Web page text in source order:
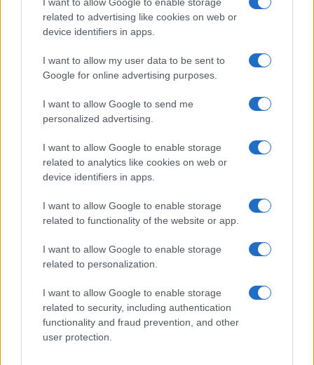
related to advertising like cookies on web or
device identifiers in apps.
I want to allow my user data to be sent to
Google for online advertising purposes.
I want to allow Google to send me
personalized advertising.
I want to allow Google to enable storage
related to analytics like cookies on web or
device identifiers in apps.
I want to allow Google to enable storage
related to functionality of the website or app.
I want to allow Google to enable storage
related to personalization.
I want to allow Google to enable storage
related to security, including authentication
functionality and fraud prevention, and other
user protection.
rivoluzione solo parigina,che il resto di Francia
dovette subire con le cattive (si veda il genocidio
vandeano) e Napoleone esportò in tutta Europa in
fil di sciabola. Si pensi solo al Codice Civile (detto
sognati di mettere bocca nel diritto privato, né –
figurarsi- di legiferare sulla famiglia. Comunque,
la mania di voler costruire l’”uomo nuovo”
comincia nel 1789, e oggi ne vediamo le estreme
conseguenze nell’ossessione regolatoria con cui
veniamo asfissiati quotidianamente da quelli che
comandano. Il cancro ha infettato anche gli Usa,
come l’era Obama ancora in corso dimostra. Che
Dio ci aiuti, perché nessun altro potrà. Nemmeno
Rino Cammilleri, 8 luglio 2024